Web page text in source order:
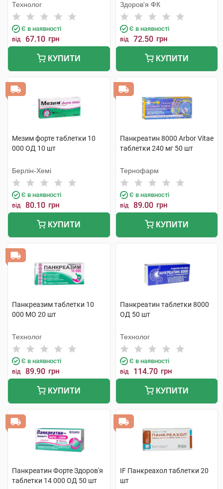
Технолог
Є в наявності
від 67.10 грн
КУПИТИ
Здоров'я ФК
Є в наявності
від 72.50 грн
КУПИТИ
Мезим форте таблетки 10
000 ОД 10 шт
Берлін-Хемі
Є в наявності
від 80.10 грн
КУПИТИ
Панкреатин 8000 Arbor Vitae
таблетки 240 мг 50 шт
Тернофарм
Є в наявності
від 89.00 грн
КУПИТИ
Панкреазим таблетки 10
000 МО 20 шт
Технолог
Є в наявності
від 89.90 грн
КУПИТИ
Панкреатин таблетки 8000
ОД 50 шт
Технолог
Є в наявності
від 114.70 грн
КУПИТИ
Панкреатин Форте Здоров'я
таблетки 14 000 ОД 50 шт
IF Панкреахол таблетки 20
шт